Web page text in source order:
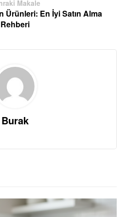
Makale
Ürünleri: En İyi Satın Alma
Rehberi
Burak